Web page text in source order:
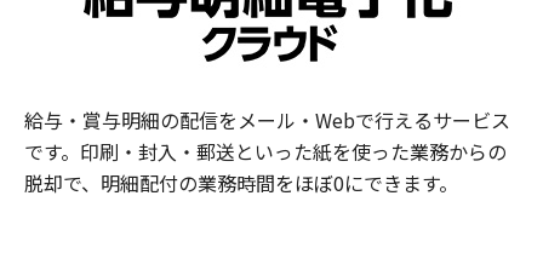
給与・賞与明細の配信をメール・Webで行えるサービス
です。印刷・封入・郵送といった紙を使った業務からの
脱却で、明細配付の業務時間をほぼ0にできます。